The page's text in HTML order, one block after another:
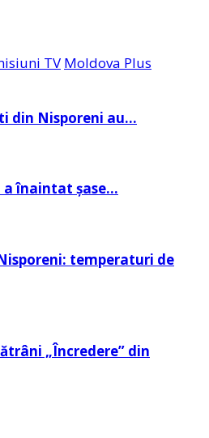
TV Moldova Plus
din Nisporeni au…
a înaintat șase…
temperaturi de
„Încredere” din